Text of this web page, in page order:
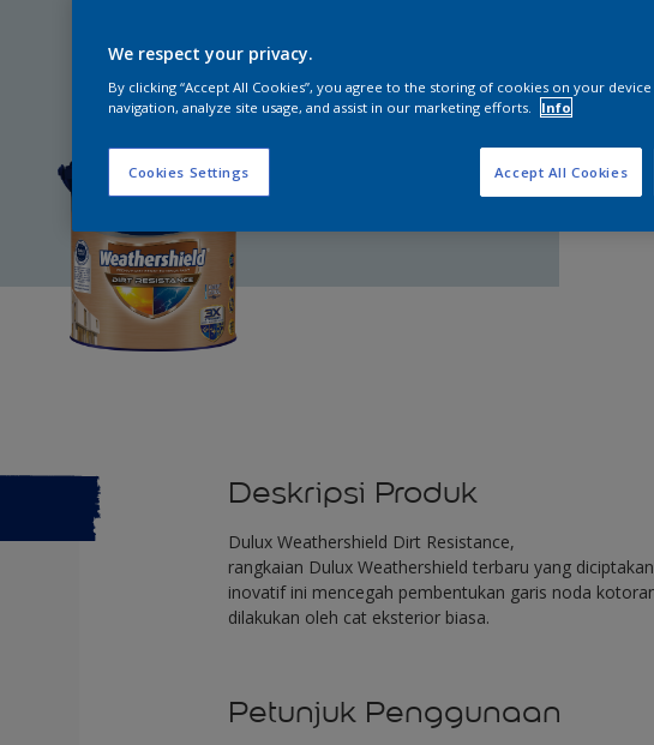
Deskripsi Produk
Dulux Weathershield Dirt Resistance,
rangkaian Dulux Weathershield terbaru yang
inovatif ini mencegah pembentukan garis noda
dilakukan oleh cat eksterior biasa.
Petunjuk Penggunaan
We respect your privacy.
By clicking “Accept All Cookies”, you agree to the storing of cookies on your
navigation, analyze site usage, and assist in our marketing efforts.
Info
Cookies Settings Accept All Cookies